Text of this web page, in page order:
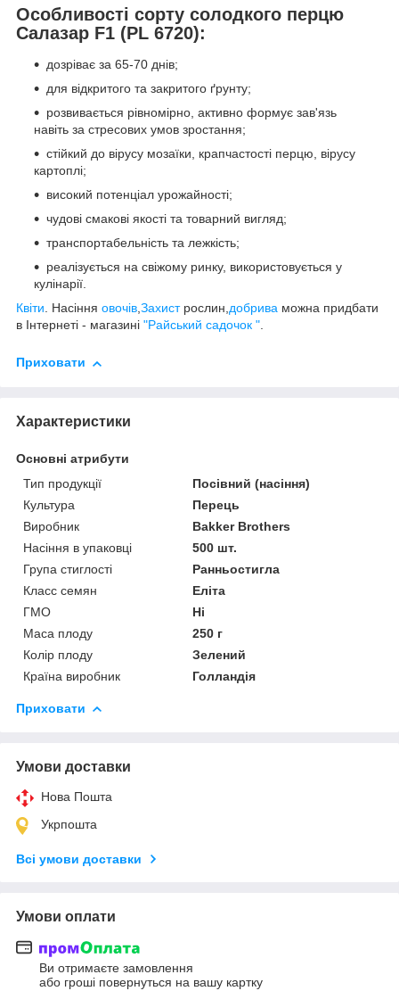
Особливості сорту солодкого перцю
Салазар F1 (PL 6720):
дозріває за 65-70 днів;
для відкритого та закритого ґрунту;
розвивається рівномірно, активно формує зав'язь
навіть за стресових умов зростання;
стійкий до вірусу мозаїки, крапчастості перцю, вірусу
картоплі;
високий потенціал урожайності;
чудові смакові якості та товарний вигляд;
транспортабельність та лежкість;
реалізується на свіжому ринку, використовується у
кулінарії.
Квiти. Насiння овочiв,Захистрослин,добрива можна придбати
в Інтернеті - магазині "Райський садочок ".
Приховати
Характеристики
Основні атрибути
Тип продукції
Посівний (насіння)
Культура
Перець
Виробник
Bakker Brothers
Насіння в упаковці
500 шт.
Група стиглості
Ранньостигла
Класс семян
Еліта
ГМО
Ні
Маса плоду
250 г
Колір плоду
Зелений
Країна виробник
Голландія
Приховати
Умови доставки
Нова Пошта
Укрпошта
Всі умови доставки
Умови оплати
Ви отримаєте замовлення
або гроші повернуться на вашу картку